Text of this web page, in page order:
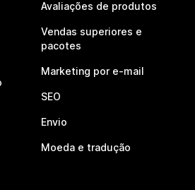
Avaliações de produtos
Vendas superiores e
pacotes
Marketing por e-mail
SEO
Envio
Moeda e tradução